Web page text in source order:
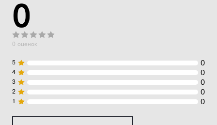
0
0 оценок
5 0
4 0
3 0
2 0
1 0